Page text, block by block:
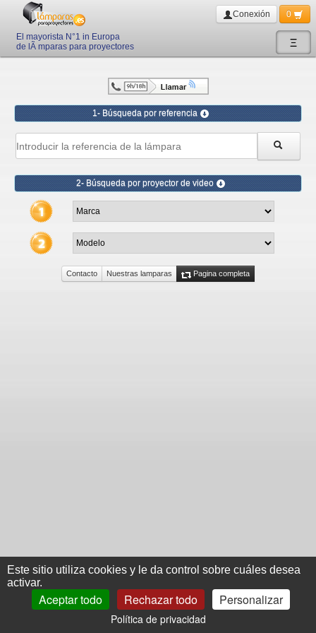
Ξ
El mayorista N°1 in Europa
de lÃ mparas para proyectores
Conexión 0
1- Búsqueda por referencia
2- Búsqueda por proyector de video
Contacto Nuestras lamparas Pagina completa
Este sitio utiliza cookies y le da control sobre cuáles desea
activar.
Aceptar todo Rechazar todo Personalizar
Política de privacidad